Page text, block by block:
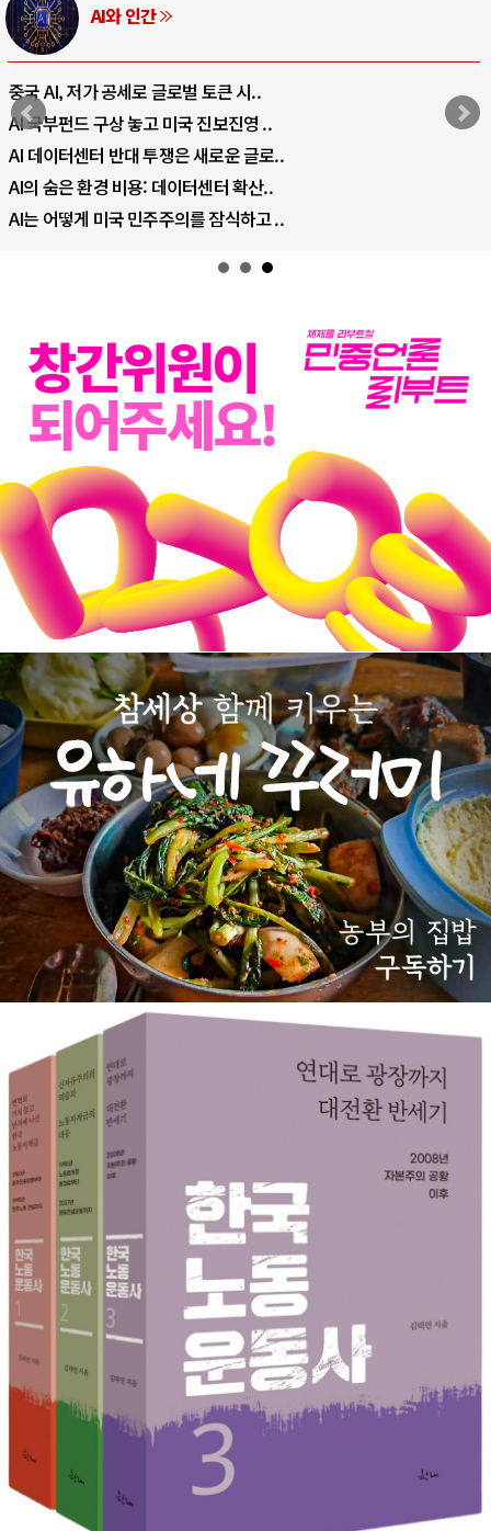
AI와 인간
중국 AI, 저가 공세로 글로벌 토큰 시..
AI 국부펀드 구상 놓고 미국 진보진영 ..
AI 데이터센터 반대 투쟁은 새로운 글로..
AI의 숨은 환경 비용: 데이터센터 확산..
AI는 어떻게 미국 민주주의를 잠식하고 ..